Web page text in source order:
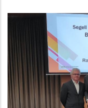
El
Penedès
Segell
De